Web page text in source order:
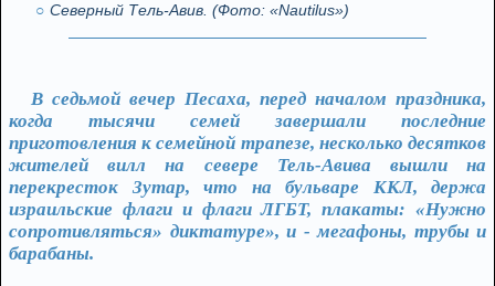
Северный Тель-Авив. (Фото: «Nautilus»)
В седьмой вечер Песаха, перед началом праздника,
когда тысячи семей завершали последние
приготовления к семейной трапезе, несколько десятков
жителей вилл на севере Тель-Авива вышли на
перекресток Зутар, что на бульваре ККЛ, держа
израильские флаги и флаги ЛГБТ, плакаты: «Нужно
сопротивляться» диктатуре», и - мегафоны, трубы и
барабаны.